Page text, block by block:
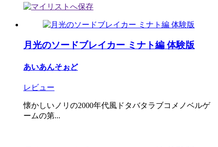
月光のソードブレイカー ミナト編 体験版
あいあんそぉど
レビュー
懐かしいノリの2000年代風ドタバタラブコメノベルゲ
ームの第...